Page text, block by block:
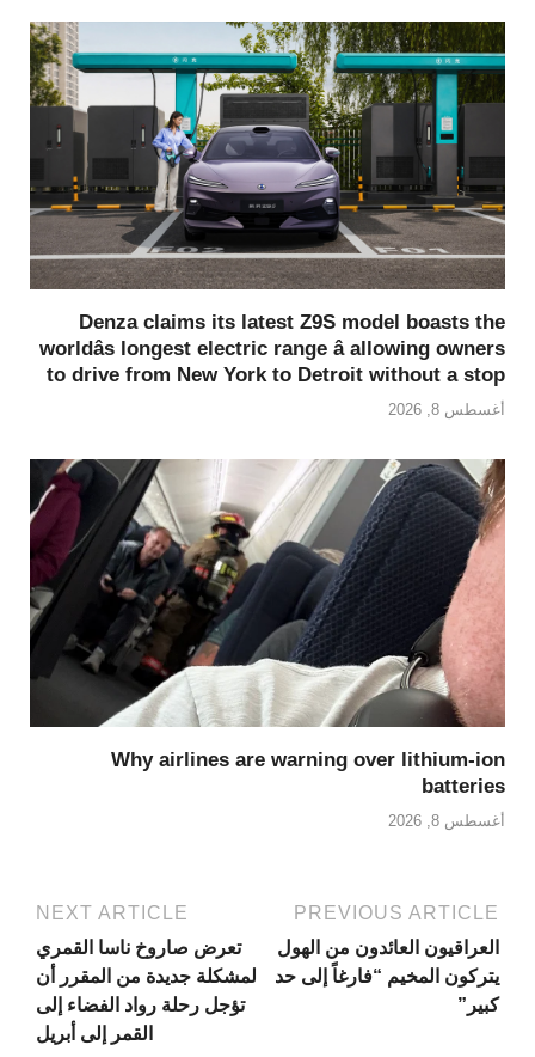
Denza claims its latest Z9S model boasts the
worldâs longest electric range â allowing owners
to drive from New York to Detroit without a stop
أغسطس 8, 2026
Why airlines are warning over lithium-ion
batteries
أغسطس 8, 2026
PREVIOUS ARTICLE
العراقيون العائدون من الهول
يتركون المخيم “فارغاً إلى حد
كبير”
NEXT ARTICLE
تعرض صاروخ ناسا القمري
لمشكلة جديدة من المقرر أن
تؤجل رحلة رواد الفضاء إلى
القمر إلى أبريل